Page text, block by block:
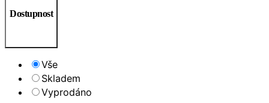
Dostupnost
Vše
Skladem
Vyprodáno